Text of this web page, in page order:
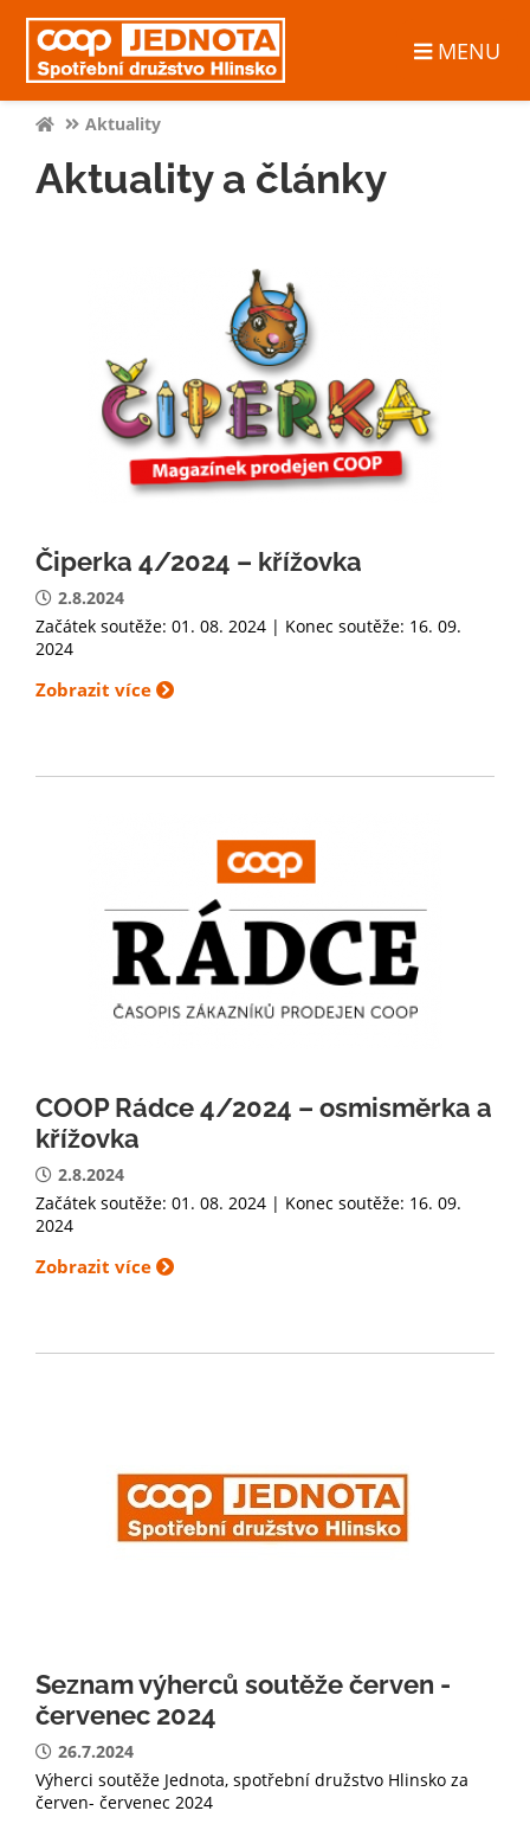
MENU
Aktuality
Aktuality a články
Čiperka 4/2024 – křížovka
2.8.2024
Začátek soutěže: 01. 08. 2024 | Konec soutěže: 16. 09.
2024
Zobrazit více
COOP Rádce 4/2024 – osmisměrka a
křížovka
2.8.2024
Začátek soutěže: 01. 08. 2024 | Konec soutěže: 16. 09.
2024
Zobrazit více
Seznam výherců soutěže červen -
červenec 2024
26.7.2024
Výherci soutěže Jednota, spotřební družstvo Hlinsko za
červen- červenec 2024